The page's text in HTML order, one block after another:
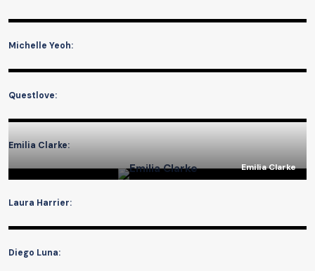
Michelle Yeoh:
Questlove:
Emilia Clarke:
Emilia Clarke
Laura Harrier:
Diego Luna: